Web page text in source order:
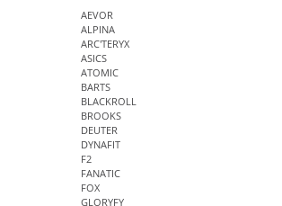
AEVOR
ALPINA
ARC'TERYX
ASICS
ATOMIC
BARTS
BLACKROLL
BROOKS
DEUTER
DYNAFIT
F2
FANATIC
FOX
GLORYFY